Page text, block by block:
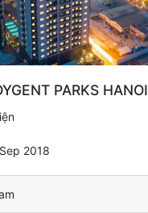
PARKS HANOI
2018